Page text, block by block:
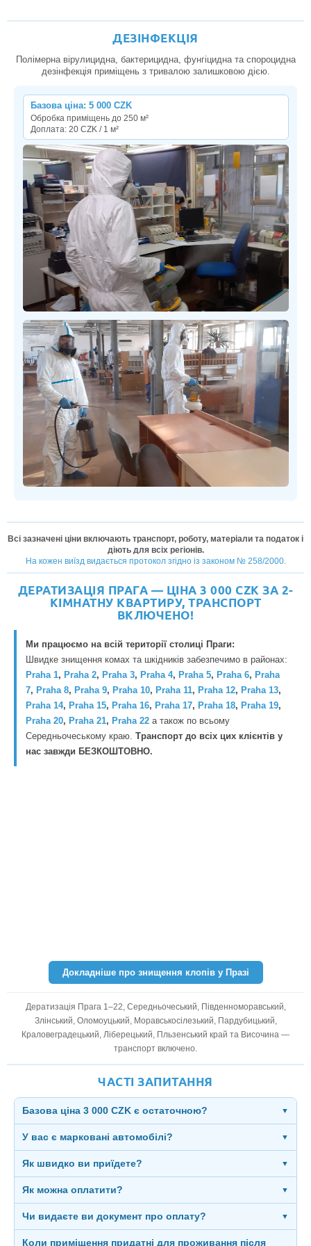
ДЕЗІНФЕКЦІЯ
Полімерна вірулицидна, бактерицидна, фунгіцидна та спороцидна
дезінфекція приміщень з тривалою залишковою дією.
Базова ціна: 5 000 CZK
Обробка приміщень до 250 м²
Доплата: 20 CZK / 1 м²
Всі зазначені ціни включають транспорт, роботу, матеріали та податок і
діють для всіх регіонів.
На кожен виїзд видається протокол згідно із законом № 258/2000.
ДЕРАТИЗАЦІЯ ПРАГА — ЦІНА 3 000 CZK ЗА 2-
КІМНАТНУ КВАРТИРУ, ТРАНСПОРТ
ВКЛЮЧЕНО!
Ми працюємо на всій території столиці Праги:
Швидке знищення комах та шкідників забезпечимо в районах:
Praha 1, Praha 2, Praha 3, Praha 4, Praha 5, Praha 6, Praha
7, Praha 8, Praha 9, Praha 10, Praha 11, Praha 12, Praha 13,
Praha 14, Praha 15, Praha 16, Praha 17, Praha 18, Praha 19,
Praha 20, Praha 21, Praha 22а також по всьому
Середньочеському краю. Транспорт до всіх цих клієнтів у
нас завжди БЕЗКОШТОВНО.
Докладніше про знищення клопів у Празі
Дератизація Прага 1–22, Середньочеський, Південноморавський,
Злінський, Оломоуцький, Моравськосілезький, Пардубицький,
Краловеградецький, Ліберецький, Пльзенський край та Височина —
транспорт включено.
ЧАСТІ ЗАПИТАННЯ
Базова ціна 3 000 CZK є остаточною? ▼
У вас є марковані автомобілі? ▼
Як швидко ви приїдете? ▼
Як можна оплатити? ▼
Чи видаєте ви документ про оплату? ▼
Коли приміщення придатні для проживання після